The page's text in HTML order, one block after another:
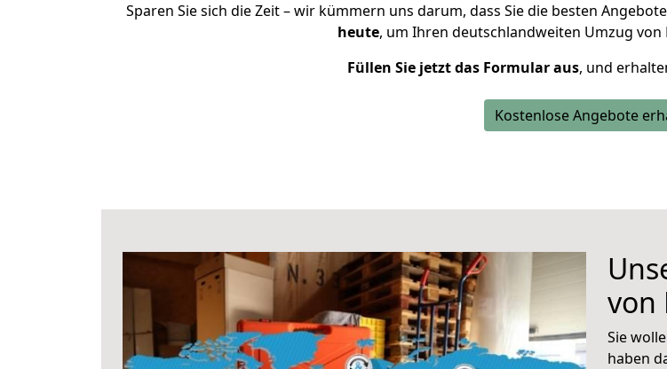
Sparen Sie sich die Zeit – wir kümmern uns darum, dass Sie die besten
heute, um Ihren deutschlandweiten Umzug von
Füllen Sie jetzt das Formular aus, und
Kostenlose Angebote
von
Sie
haben